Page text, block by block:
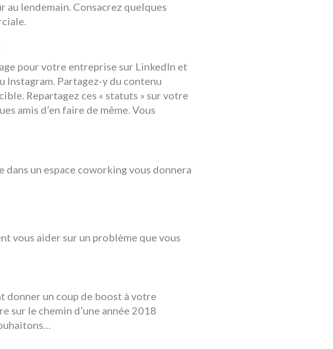
lendemain. Consacrez quelques
pour votre entreprise sur LinkedIn et
Instagram. Partagez-y du contenu
Repartagez ces « statuts » sur votre
amis d’en faire de même. Vous
dans un espace coworking vous donnera
vous aider sur un problème que vous
donner un coup de boost à votre
sur le chemin d’une année 2018